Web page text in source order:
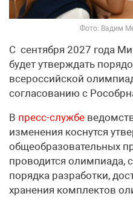
Фото: Вадим
С сентября 2027 года
будет утверждать
всероссийской
согласованию с
В пресс-службе
изменения коснутся
общеобразовательных
проводится олимпиада,
порядка разработки,
хранения комплектов